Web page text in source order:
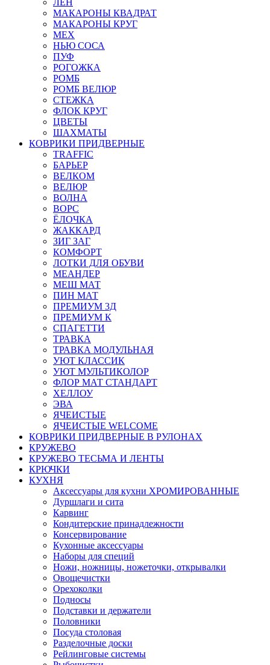
ЛЕН
МАКАРОНЫ КВАДРАТ
МАКАРОНЫ КРУГ
МЕХ
НЬЮ СОСА
ПУФ
РОГОЖКА
РОМБ
РОМБ ВЕЛЮР
СТЕЖКА
ФЛОК КРУГ
ЦВЕТЫ
ШАХМАТЫ
КОВРИКИ ПРИДВЕРНЫЕ
TRAFFIC
БАРЬЕР
ВЕЛКОМ
ВЕЛЮР
ВОЛНА
ВОРС
ЁЛОЧКА
ЖАККАРД
ЗИГ ЗАГ
КОМФОРТ
ЛОТКИ ДЛЯ ОБУВИ
МЕАНДЕР
МЕШ МАТ
ПИН МАТ
ПРЕМИУМ 3Д
ПРЕМИУМ К
СПАГЕТТИ
ТРАВКА
ТРАВКА МОДУЛЬНАЯ
УЮТ КЛАССИК
УЮТ МУЛЬТИКОЛОР
ФЛОР МАТ СТАНДАРТ
ХЕЛЛОУ
ЭВА
ЯЧЕИСТЫЕ
ЯЧЕИСТЫЕ WELCOME
КОВРИКИ ПРИДВЕРНЫЕ В РУЛОНАХ
КРУЖЕВО
КРУЖЕВО ТЕСЬМА И ЛЕНТЫ
КРЮЧКИ
КУХНЯ
Аксессуары для кухни ХРОМИРОВАННЫЕ
Дуршлаги и сита
Карвинг
Кондитерские принадлежности
Консервирование
Кухонные аксессуары
Наборы для специй
Ножи, ножницы, ножеточки, открывалки
Овощечистки
Орехоколки
Подносы
Подставки и держатели
Половники
Посуда столовая
Разделочные доски
Рейлинговые системы